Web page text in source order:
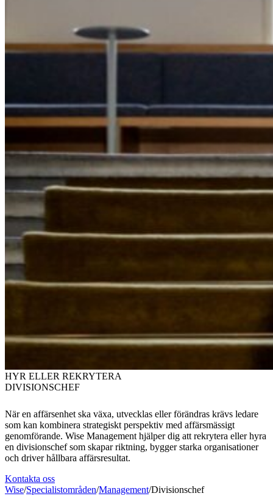
HYR ELLER REKRYTERA
DIVISIONSCHEF
När en affärsenhet ska växa, utvecklas eller förändras krävs ledare
som kan kombinera strategiskt perspektiv med affärsmässigt
genomförande. Wise Management hjälper dig att rekrytera eller hyra
en divisionschef som skapar riktning, bygger starka organisationer
och driver hållbara affärsresultat.
Kontakta oss
Wise/Specialistområden/Management/Divisionschef